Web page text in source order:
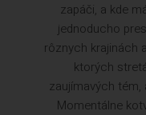
zapáči, a kde
jednoducho
rôznych krajinách
ktorých
zaujímavých tém,
Momentálne